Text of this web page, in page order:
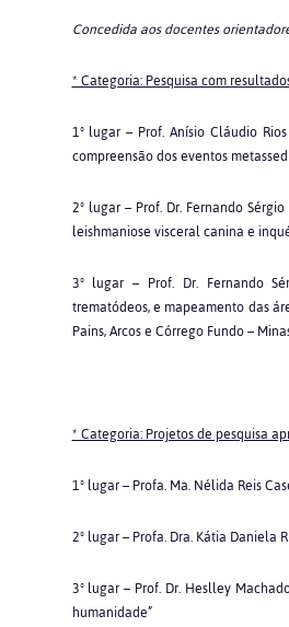
Concedida aos docentes
* Categoria: Pesquisa com
1º lugar – Prof. Anísio Cláudio
compreensão dos eventos
2º lugar – Prof. Dr. Fernando
leishmaniose visceral canina e
3º lugar – Prof. Dr. Fernando
trematódeos, e mapeamento das
Pains, Arcos e Córrego Fundo –
* Categoria: Projetos de pesquisa
1º lugar –Profa. Ma. Nélida Reis
2º lugar – Profa. Dra. Kátia Daniela
3º lugar – Prof. Dr. Heslley
humanidade”